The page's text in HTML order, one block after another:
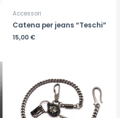
Accessori
Catena per jeans “Teschi”
15,00 €